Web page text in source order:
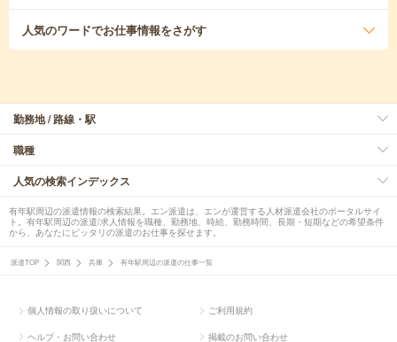
人気のワードでお仕事情報をさがす
勤務地 / 路線・駅
職種
人気の検索インデックス
有年駅周辺の派遣情報の検索結果。エン派遣は、エンが運営する人材派遣会社のポータルサイ
ト。有年駅周辺の派遣/求人情報を職種、勤務地、時給、勤務時間、長期・短期などの希望条件
から、あなたにピッタリの派遣のお仕事を探せます。
派遣TOP 関西 兵庫 有年駅周辺の派遣の仕事一覧
個人情報の取り扱いについて ご利用規約
ヘルプ・お問い合わせ 掲載のお問い合わせ